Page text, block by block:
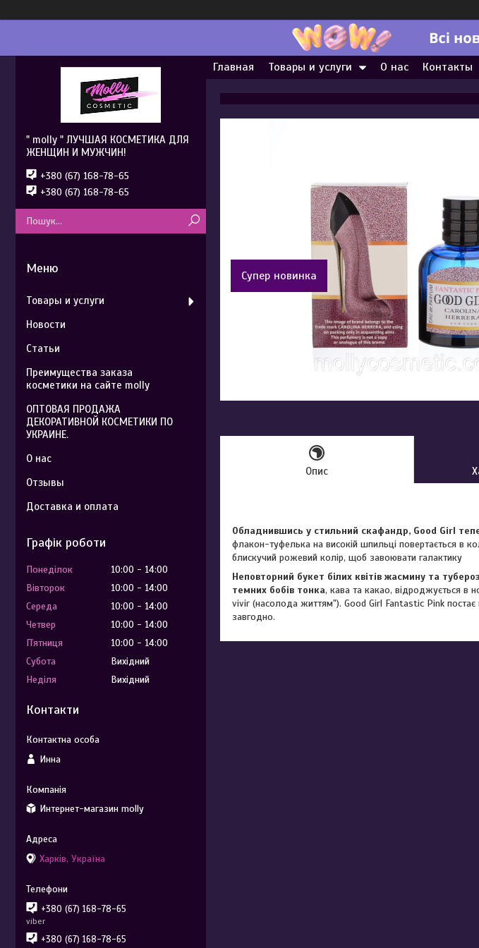
Главная Товары и услуги О нас Контакты
Супер новинка
Опис
Обладнившись у стильний скафандр, Good Girl
флакон-туфелька на високій шпильці повертається в
блискучий рожевий колір, щоб завоювати галактику
Неповторний букет білих квітів жасмину та
темних бобів тонка, кава та какао, відроджується в
vivir (насолода життям"). Good Girl Fantastic Pink постає
завгодно.
" molly " ЛУЧШАЯ КОСМЕТИКА ДЛЯ
ЖЕНЩИН И МУЖЧИН!
+380 (67) 168-78-65
+380 (67) 168-78-65
Товары и услуги
Новости
Статьи
Преимущества заказа
косметики на сайте molly
ОПТОВАЯ ПРОДАЖА
ДЕКОРАТИВНОЙ КОСМЕТИКИ ПО
УКРАИНЕ.
О нас
Отзывы
Доставка и оплата
Графік роботи
Понеділок 10:00
14:00
Вівторок
10:00
14:00
Середа
10:00
14:00
Четвер
10:00
14:00
Пʼятниця
10:00
14:00
Субота
Вихідний
Неділя
Вихідний
Контакти
Инна
Интернет-магазин molly
Харків, Україна
+380 (67) 168-78-65
viber
+380 (67) 168-78-65